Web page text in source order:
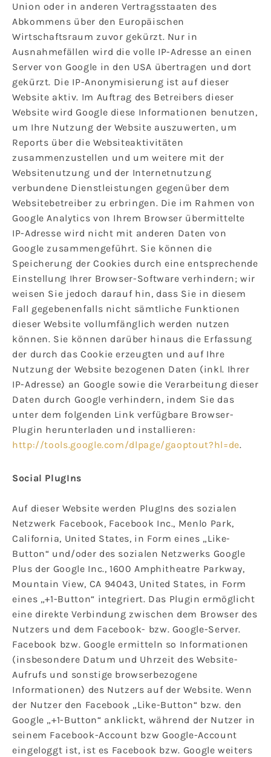
Union oder in anderen Vertragsstaaten des
Abkommens über den Europäischen
Wirtschaftsraum zuvor gekürzt. Nur in
Ausnahmefällen wird die volle IP-Adresse an einen
Server von Google in den USA übertragen und dort
gekürzt. Die IP-Anonymisierung ist auf dieser
Website aktiv. Im Auftrag des Betreibers dieser
Website wird Google diese Informationen benutzen,
um Ihre Nutzung der Website auszuwerten, um
Reports über die Websiteaktivitäten
zusammenzustellen und um weitere mit der
Websitenutzung und der Internetnutzung
verbundene Dienstleistungen gegenüber dem
Websitebetreiber zu erbringen. Die im Rahmen von
Google Analytics von Ihrem Browser übermittelte
IP-Adresse wird nicht mit anderen Daten von
Google zusammengeführt. Sie können die
Speicherung der Cookies durch eine entsprechende
Einstellung Ihrer Browser-Software verhindern; wir
weisen Sie jedoch darauf hin, dass Sie in diesem
Fall gegebenenfalls nicht sämtliche Funktionen
dieser Website vollumfänglich werden nutzen
können. Sie können darüber hinaus die Erfassung
der durch das Cookie erzeugten und auf Ihre
Nutzung der Website bezogenen Daten (inkl. Ihrer
IP-Adresse) an Google sowie die Verarbeitung dieser
Daten durch Google verhindern, indem Sie das
unter dem folgenden Link verfügbare Browser-
Plugin herunterladen und installieren:
http://tools.google.com/dlpage/gaoptout?hl=de.
Social PlugIns
Auf dieser Website werden PlugIns des sozialen
Netzwerk Facebook, Facebook Inc., Menlo Park,
California, United States, in Form eines „Like-
Button“ und/oder des sozialen Netzwerks Google
Plus der Google Inc., 1600 Amphitheatre Parkway,
Mountain View, CA 94043, United States, in Form
eines „+1-Button“ integriert. Das Plugin ermöglicht
eine direkte Verbindung zwischen dem Browser des
Nutzers und dem Facebook- bzw. Google-Server.
Facebook bzw. Google ermitteln so Informationen
(insbesondere Datum und Uhrzeit des Website-
Aufrufs und sonstige browserbezogene
Informationen) des Nutzers auf der Website. Wenn
der Nutzer den Facebook „Like-Button“ bzw. den
Google „+1-Button“ anklickt, während der Nutzer in
seinem Facebook-Account bzw Google-Account
eingeloggt ist, ist es Facebook bzw. Google weiters